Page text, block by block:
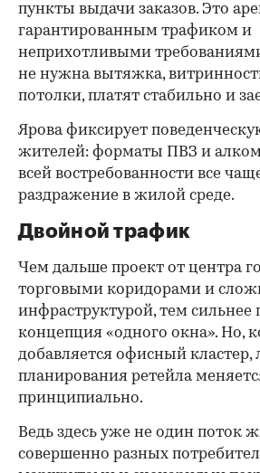
пункты выдачи заказов. Это
гарантированным трафиком и
неприхотливыми
не нужна вытяжка,
потолки, платят стабильно и
Ярова фиксирует
жителей: форматы ПВЗ и
всей востребованности все
раздражение в жилой среде.
Двойной трафик
Чем дальше проект от центра
торговыми коридорами и
инфраструктурой, тем сильнее
концепция «одного окна». Но,
добавляется офисный кластер,
планирования ретейла
принципиально.
Ведь здесь уже не один поток
совершенно разных